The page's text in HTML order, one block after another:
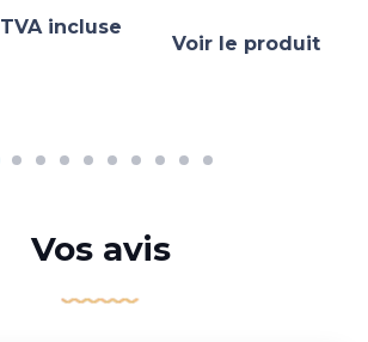
TVA incluse
Voir le produit
Vos avis